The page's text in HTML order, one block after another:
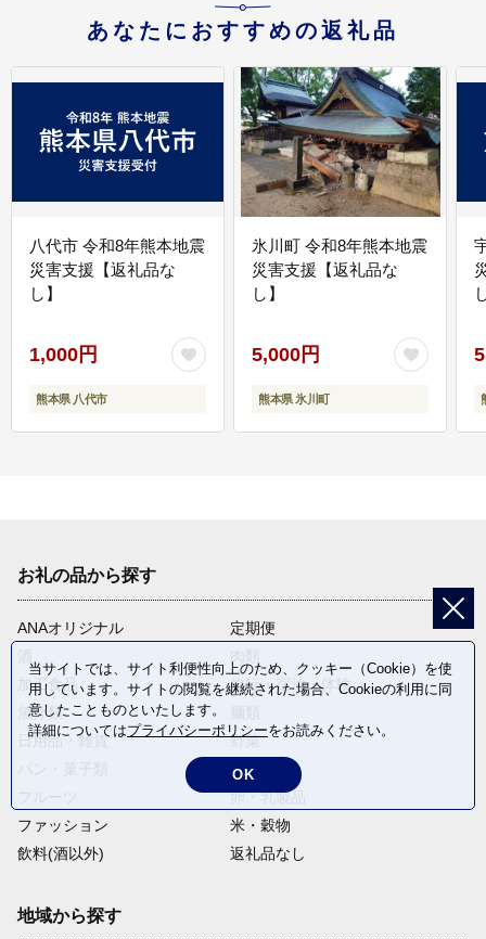
あなたにおすすめの返礼品
八代市 令和8年熊本地震
災害支援【返礼品な
し】
1,000円
熊本県 八代市
氷川町 令和8年熊本地震
災害支援【返礼品な
し】
5,000円
熊本県 氷川町
お礼の品から探す
ANAオリジナル
定期便
加工食品
旅行・宿泊・体験
魚介類
日用品・雑貨
野菜
電化製品
卵・乳製品
ファッション
米・穀物
飲料(酒以外)
返礼品なし
地域から探す
当サイトでは、サイト利便性向上のため、クッキー（Cookie）を使
用しています。サイトの閲覧を継続された場合、Cookieの利用に同
意したことものといたします。
詳細についてはプライバシーポリシーをお読みください。
OK